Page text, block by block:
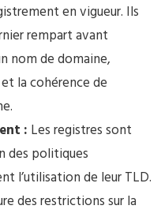
en vigueur. Ils
rempart avant
nom de domaine,
la cohérence de
: Les registres sont
des politiques
l’utilisation de leur TLD.
des restrictions sur la